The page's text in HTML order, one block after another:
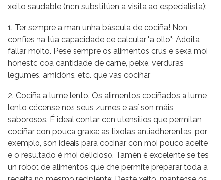
xeito saudable (non substitúen a visita ao especialista):
1. Ter sempre a man unha báscula de cociña! Non
confíes na túa capacidade de calcular "a ollo"; Adoita
fallar moito. Pese sempre os alimentos crus e sexa moi
honesto coa cantidade de carne, peixe, verduras,
legumes, amidóns, etc. que vas cociñar
2. Cociña a lume lento. Os alimentos cociñados a lume
lento cócense nos seus zumes e así son máis
saborosos. É ideal contar con utensilios que permitan
cociñar con pouca graxa: as tixolas antiadherentes, por
exemplo, son ideais para cociñar con moi pouco aceite
e o resultado é moi delicioso. Tamén é excelente se tes
un robot de alimentos que che permite preparar toda a